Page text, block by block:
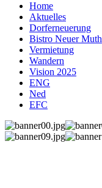
Home
Aktuelles
Dorferneuerung
Bistro Neuer Muth
Vermietung
Wandern
Vision 2025
ENG
Ned
EFC